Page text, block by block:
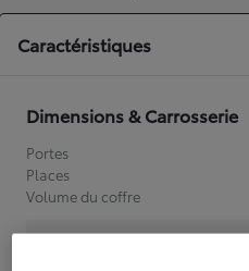
Caractéristiques
Dimensions & Carrosserie
Portes
Places
Volume du coffre